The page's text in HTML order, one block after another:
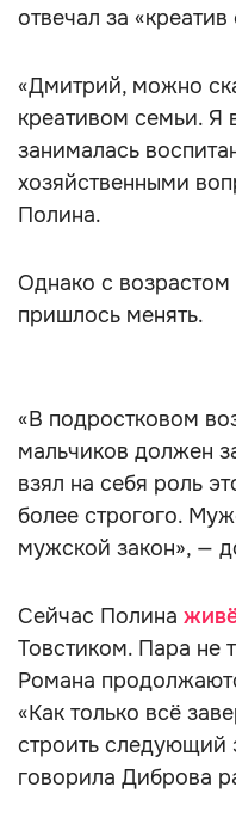
отвечал за
«Дмитрий, можно
креативом семьи. Я
занималась
хозяйственными
Полина.
Однако с
пришлось менять.
«В подростковом
мальчиков должен
взял на себя роль
более строгого.
мужской закон», —
Сейчас Полина
Товстиком. Пара не
Романа
«Как только всё
строить следующий
говорила Диброва